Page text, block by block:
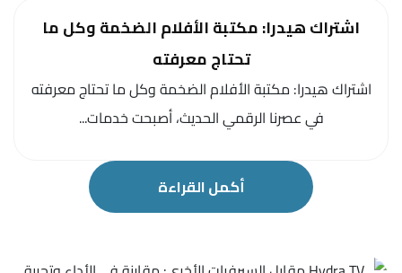
اشتراك هيدرا: مكتبة الأفلام الضخمة وكل ما
تحتاج معرفته
اشتراك هيدرا: مكتبة الأفلام الضخمة وكل ما تحتاج معرفته
في عصرنا الرقمي الحديث، أصبحت خدمات...
أكمل القراءة